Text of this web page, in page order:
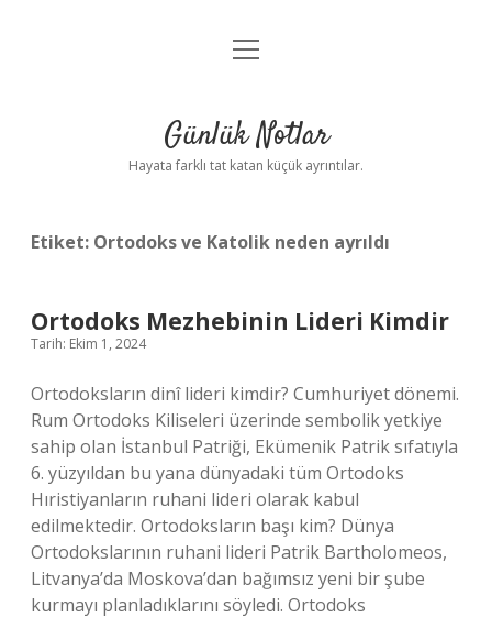
Anasayfa
Yasal Uyarı
menüyü
Günlük Notlar
Hayata farklı tat katan küçük ayrıntılar.
Etiket: Ortodoks ve Katolik neden ayrıldı
Ortodoks Mezhebinin Lideri Kimdir
Tarih: Ekim 1, 2024
Ortodoksların dinî lideri kimdir? Cumhuriyet dönemi.
Rum Ortodoks Kiliseleri üzerinde sembolik yetkiye
sahip olan İstanbul Patriği, Ekümenik Patrik sıfatıyla
6. yüzyıldan bu yana dünyadaki tüm Ortodoks
Hıristiyanların ruhani lideri olarak kabul
edilmektedir. Ortodoksların başı kim? Dünya
Ortodokslarının ruhani lideri Patrik Bartholomeos,
Litvanya’da Moskova’dan bağımsız yeni bir şube
kurmayı planladıklarını söyledi. Ortodoks